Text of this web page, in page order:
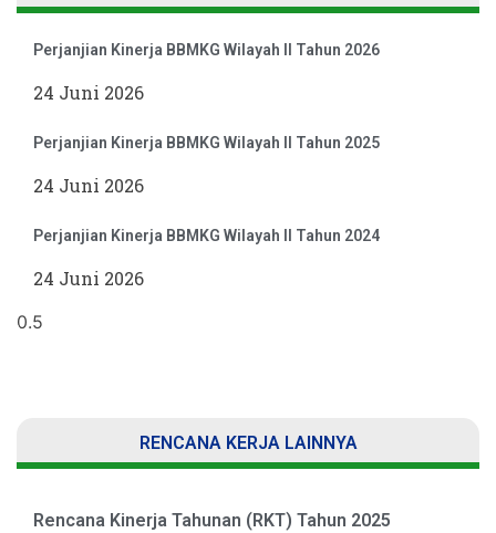
Perjanjian Kinerja BBMKG Wilayah II Tahun 2026
24 Juni 2026
Perjanjian Kinerja BBMKG Wilayah II Tahun 2025
24 Juni 2026
Perjanjian Kinerja BBMKG Wilayah II Tahun 2024
24 Juni 2026
RENCANA KERJA LAINNYA
Rencana Kinerja Tahunan (RKT) Tahun 2025